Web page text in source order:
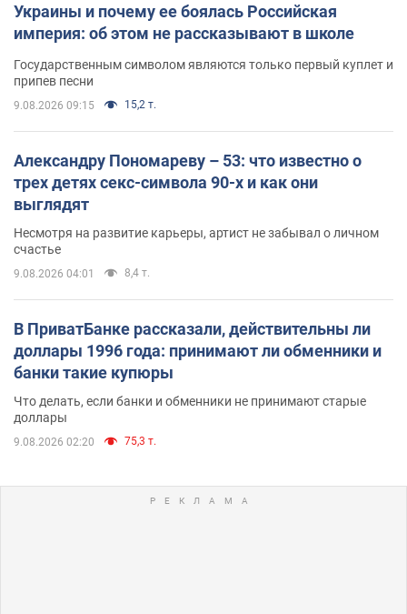
Украины и почему ее боялась Российская
империя: об этом не рассказывают в школе
Государственным символом являются только первый куплет и
припев песни
9.08.2026 09:15 15,2 т.
Александру Пономареву – 53: что известно о
трех детях секс-символа 90-х и как они
выглядят
Несмотря на развитие карьеры, артист не забывал о личном
счастье
9.08.2026 04:01 8,4 т.
В ПриватБанке рассказали, действительны ли
доллары 1996 года: принимают ли обменники и
банки такие купюры
Что делать, если банки и обменники не принимают старые
доллары
9.08.2026 02:20 75,3 т.